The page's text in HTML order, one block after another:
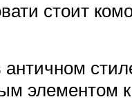
стоит
элементом